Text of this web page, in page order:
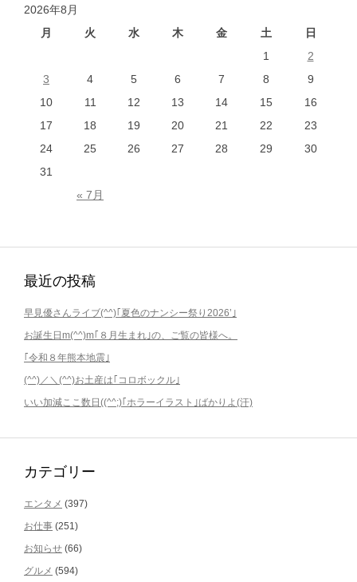
ビ2026年8月
月
火 水 木 金 土 日
« 7月
1
2
3
4 5 6 7 8
9
10
11 12 13 14 15
16
17
18 19 20 21 22
23
24
25 26 27 28 29
30
31
最近の投稿
早見優さんライブ(^^)｢夏色のナンシー祭り2026’｣
お誕生日m(^^)m｢８月生まれ｣の、ご覧の皆様へ。
｢令和８年熊本地震｣
(^^)／＼(^^)お土産は｢コロボックル｣
いい加減ここ数日((^^;)｢ホラーイラスト｣ばかりよ(汗)
カテゴリー
エンタメ (397)
お仕事 (251)
お知らせ (66)
グルメ (594)